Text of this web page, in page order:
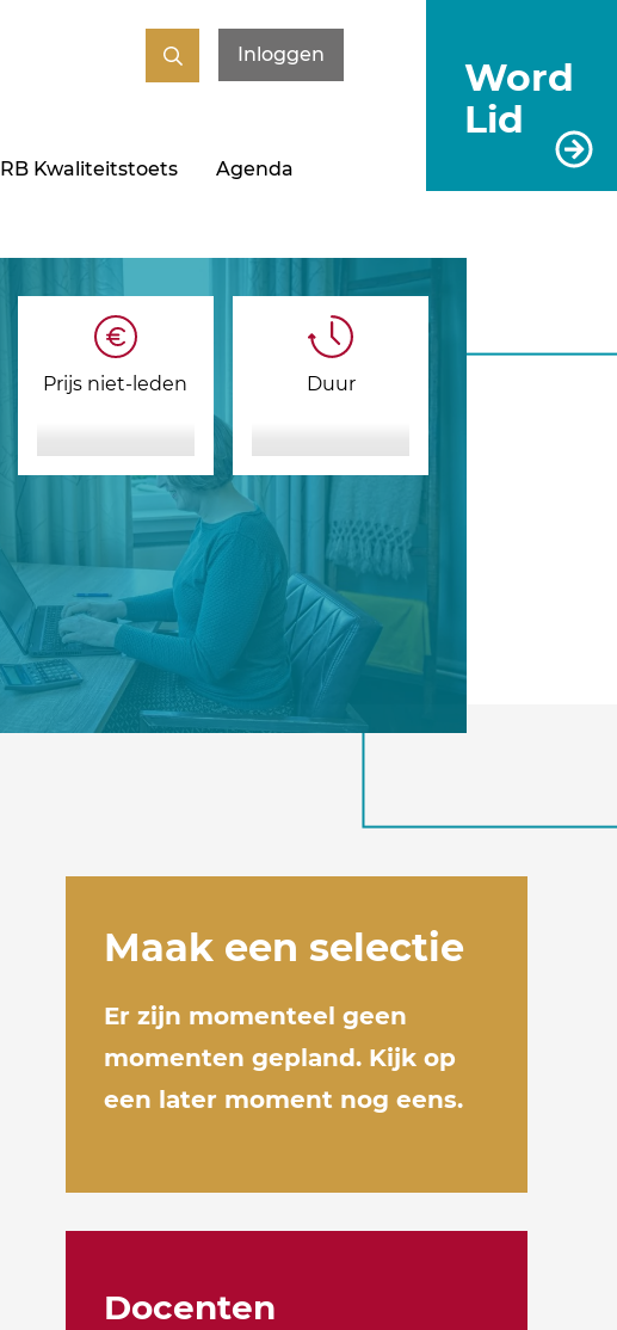
Word
Lid
Inloggen
RB Kwaliteitstoets
Agenda
Prijs niet-leden Duur
Maak een selectie
Er zijn momenteel geen
momenten gepland. Kijk op
een later moment nog eens.
Docenten